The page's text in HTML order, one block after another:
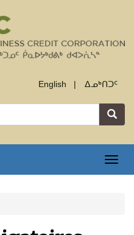
English ᐃᓄᒃᑎᑐᑦ